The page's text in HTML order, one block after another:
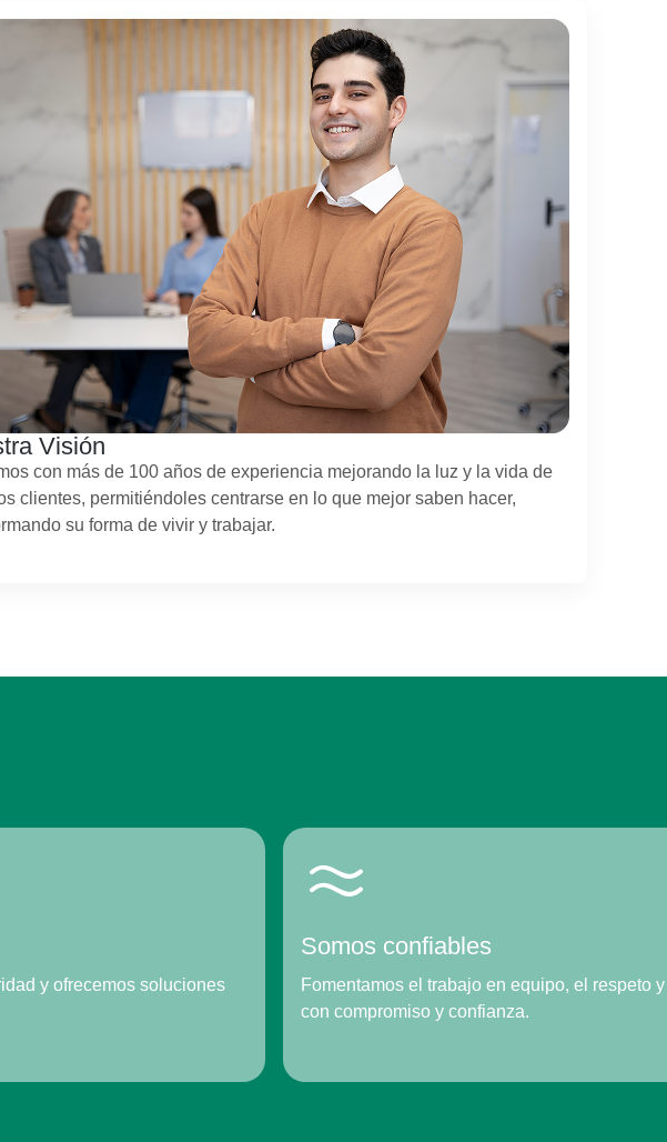
Visión
con más de 100 años de experiencia mejorando la luz y la vida de
clientes, permitiéndoles centrarse en lo que mejor saben hacer,
su forma de vivir y trabajar.
y ofrecemos soluciones
Somos confiables
Fomentamos el trabajo en equipo, el respeto
con compromiso y confianza.